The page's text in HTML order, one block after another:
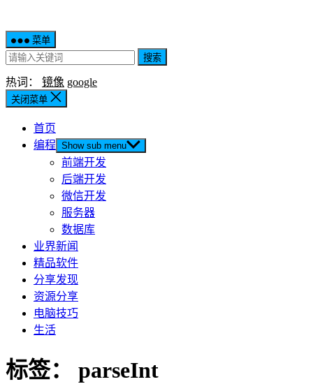
菜单
搜索
热词： 镜像 google
关闭菜单
首页
编程 Show sub menu
前端开发
后端开发
微信开发
服务器
数据库
业界新闻
精品软件
分享发现
资源分享
电脑技巧
生活
标签： parseInt